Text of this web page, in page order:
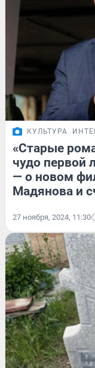
КУЛЬТУРА
«Старые
чудо первой
— о новом
Мадянова и
27 ноября, 2024, 11:30